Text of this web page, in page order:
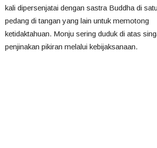
kali dipersenjatai dengan sastra Buddha di
pedang di tangan yang lain untuk memotong
ketidaktahuan. Monju sering duduk di atas
penjinakan pikiran melalui kebijaksanaan.